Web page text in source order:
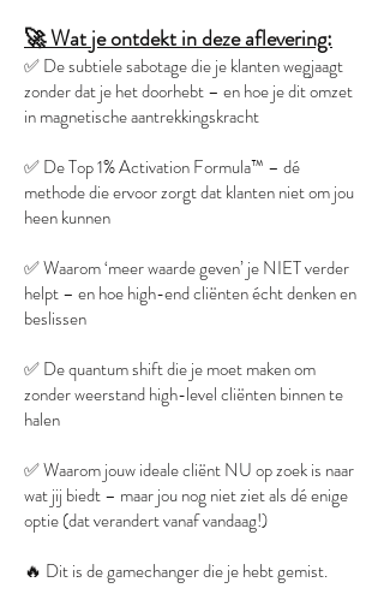
🚀 Wat je ontdekt in deze aflevering:
✅ De subtiele sabotage die je klanten wegjaagt
zonder dat je het doorhebt – en hoe je dit omzet
in magnetische aantrekkingskracht
✅ De Top 1% Activation Formula™ – dé
methode die ervoor zorgt dat klanten niet om jou
heen kunnen
✅ Waarom ‘meer waarde geven’ je NIET verder
helpt – en hoe high-end cliënten écht denken en
beslissen
✅ De quantum shift die je moet maken om
zonder weerstand high-level cliënten binnen te
halen
✅ Waarom jouw ideale cliënt NU op zoek is naar
wat jij biedt – maar jou nog niet ziet als dé enige
optie (dat verandert vanaf vandaag!)
🔥 Dit is de gamechanger die je hebt gemist.